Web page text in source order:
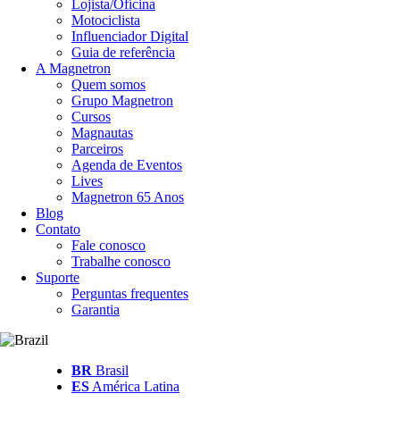
Lojista/Oficina
Motociclista
Influenciador Digital
Guia de referência
A Magnetron
Quem somos
Grupo Magnetron
Cursos
Magnautas
Parceiros
Agenda de Eventos
Lives
Magnetron 65 Anos
Blog
Contato
Fale conosco
Trabalhe conosco
Suporte
Perguntas frequentes
Garantia
BR Brasil
ES América Latina